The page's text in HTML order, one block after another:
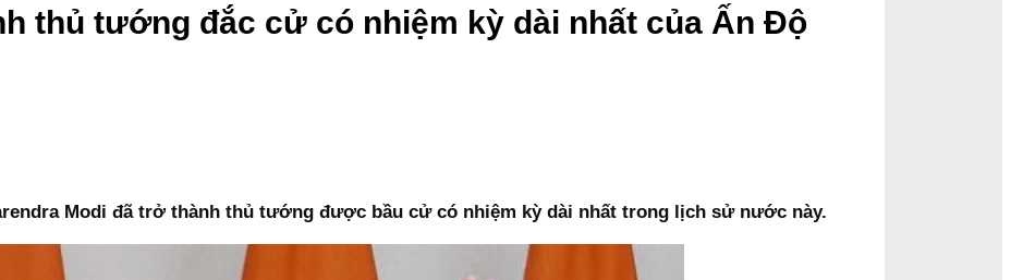
thủ tướng đắc cử có nhiệm kỳ dài nhất của Ấn Độ
Modi đã trở thành thủ tướng được bầu cử có nhiệm kỳ dài nhất trong lịch sử nước này.